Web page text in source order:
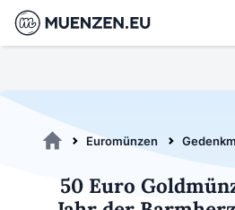
Euromünzen
50 Euro